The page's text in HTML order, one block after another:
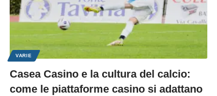
VARIE
Casea Casino e la cultura del calcio:
come le piattaforme casino si adattano